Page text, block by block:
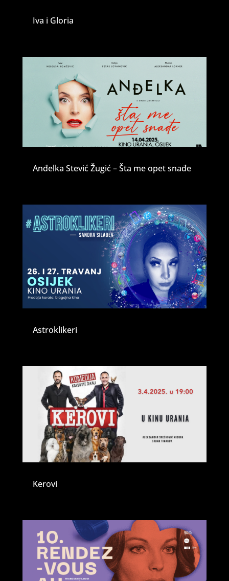
Iva i Gloria
Anđelka Stević Žugić – Šta me opet snađe
Astroklikeri
Kerovi